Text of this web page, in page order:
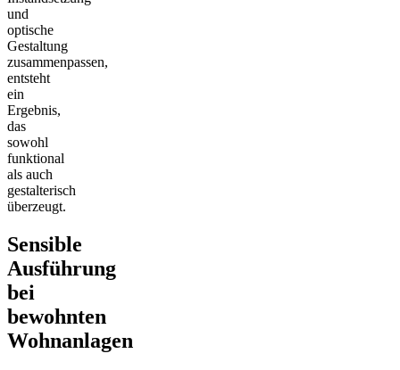
und
optische
Gestaltung
zusammenpassen,
entsteht
ein
Ergebnis,
das
sowohl
funktional
als auch
gestalterisch
überzeugt.
Sensible
Ausführung
bei
bewohnten
Wohnanlagen